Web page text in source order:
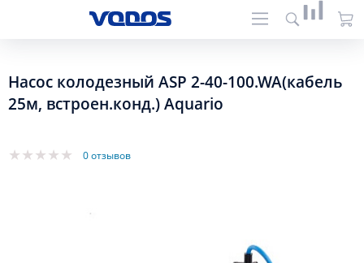
Насос колодезный ASP 2-40-100.WA(кабель
25м, встроен.конд.) Aquario
0 отзывов